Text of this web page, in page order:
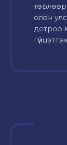
төрлөөр
олон
дотроо